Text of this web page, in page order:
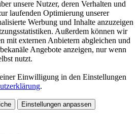
unsere Nutzer, deren Verhalten und
laufenden Optimierung unserer
Werbung und Inhalte anzuzeigen
Außerdem können wir
mit externen Anbietern abgleichen und
Angebote anzeigen, nur wenn
nutzt.
Einwilligung in den Einstellungen
.
Einstellungen anpassen